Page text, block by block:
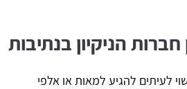
הניקיון בנתיבות
לעיתים להגיע למאות או אלפי